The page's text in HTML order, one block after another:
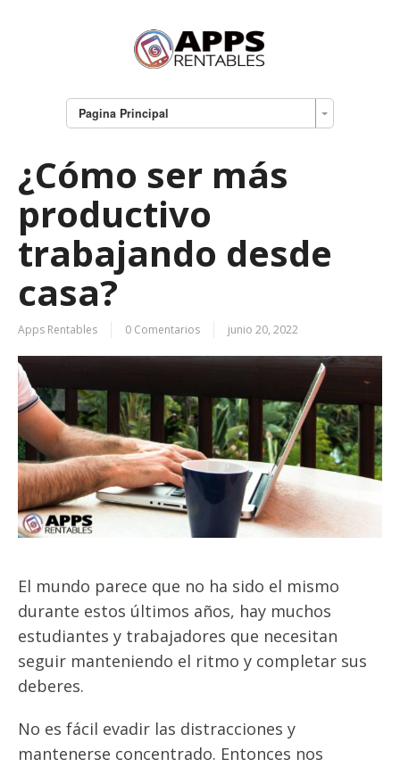
Pagina Principal
¿Cómo ser más
productivo
trabajando desde
casa?
Apps Rentables 0 Comentarios junio 20, 2022
El mundo parece que no ha sido el mismo
durante estos últimos años, hay muchos
estudiantes y trabajadores que necesitan
seguir manteniendo el ritmo y completar sus
deberes.
No es fácil evadir las distracciones y
mantenerse concentrado. Entonces nos